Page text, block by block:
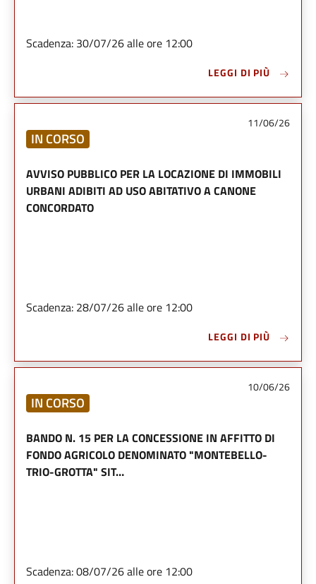
Scadenza: 30/07/26 alle ore 12:00
LEGGI DI PIÙ
11/06/26
IN CORSO
AVVISO PUBBLICO PER LA LOCAZIONE DI IMMOBILI
URBANI ADIBITI AD USO ABITATIVO A CANONE
CONCORDATO
Scadenza: 28/07/26 alle ore 12:00
LEGGI DI PIÙ
10/06/26
IN CORSO
BANDO N. 15 PER LA CONCESSIONE IN AFFITTO DI
FONDO AGRICOLO DENOMINATO "MONTEBELLO-
TRIO-GROTTA" SIT…
Scadenza: 08/07/26 alle ore 12:00